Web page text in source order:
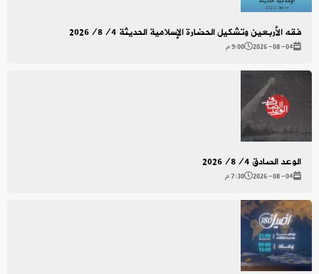
فقه الأربعين وتشكيل الحضارة الإسلامية الحديثة 2026/8/4
2026-08-04 9:00 م
الوعد الصادق 2026/8/4
2026-08-04 7:30 م